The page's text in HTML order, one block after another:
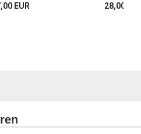
EUR 28,00